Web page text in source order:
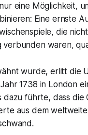
eine Möglichkeit,
Eine ernste
die
verbunden waren,
wurde, erlitt die
1738 in London
dazu führte, dass die
aus dem